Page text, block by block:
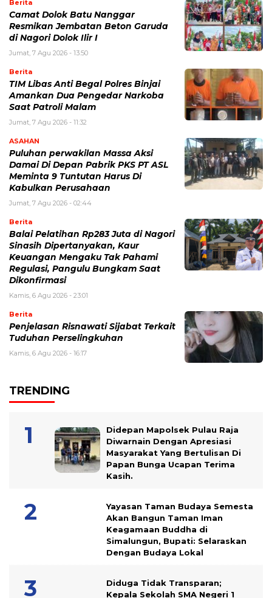
Berita
Camat Dolok Batu Nanggar
Resmikan Jembatan Beton Garuda
di Nagori Dolok Ilir I
Jumat, 7 Agu 2026 - 13:50
Berita
TIM Libas Anti Begal Polres Binjai
Amankan Dua Pengedar Narkoba
Saat Patroli Malam
Jumat, 7 Agu 2026 - 11:32
ASAHAN
Puluhan perwakilan Massa Aksi
Damai Di Depan Pabrik PKS PT ASL
Meminta 9 Tuntutan Harus Di
Kabulkan Perusahaan
Jumat, 7 Agu 2026 - 02:44
Berita
Balai Pelatihan Rp283 Juta di Nagori
Sinasih Dipertanyakan, Kaur
Keuangan Mengaku Tak Pahami
Regulasi, Pangulu Bungkam Saat
Dikonfirmasi
Kamis, 6 Agu 2026 - 23:01
Berita
Penjelasan Risnawati Sijabat Terkait
Tuduhan Perselingkuhan
Kamis, 6 Agu 2026 - 16:17
TRENDING
Didepan Mapolsek Pulau Raja
Diwarnain Dengan Apresiasi
Masyarakat Yang Bertulisan Di
Papan Bunga Ucapan Terima
Kasih.
Yayasan Taman Budaya Semesta
Akan Bangun Taman Iman
Keagamaan Buddha di
Simalungun, Bupati: Selaraskan
Dengan Budaya Lokal
Diduga Tidak Transparan;
Kepala Sekolah SMA Negeri 1